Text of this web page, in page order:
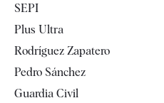
Televisión
SEPI
Plus Ultra
Rodríguez Zapatero
Pedro Sánchez
Guardia Civil